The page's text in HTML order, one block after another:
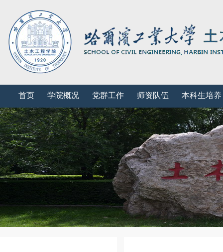
首页 学院概况 党群工作 师资队伍 本科生培养